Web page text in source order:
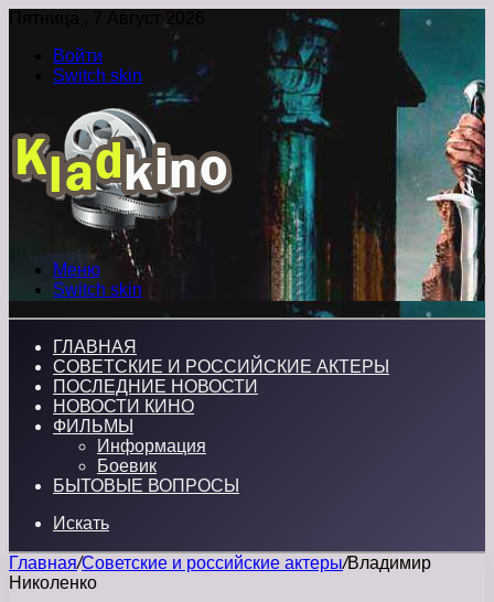
Пятница , 7 Август 2026
Войти
Switch skin
Меню
Switch skin
ГЛАВНАЯ
СОВЕТСКИЕ И РОССИЙСКИЕ АКТЕРЫ
ПОСЛЕДНИЕ НОВОСТИ
НОВОСТИ КИНО
ФИЛЬМЫ
Информация
Боевик
БЫТОВЫЕ ВОПРОСЫ
Искать
Главная/Советские и российские актеры/Владимир
Николенко